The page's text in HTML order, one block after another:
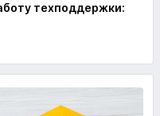
техподдержки: